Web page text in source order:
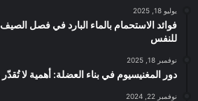
يوليو 18, 2025
فوائد الاستحمام بالماء البارد في فصل
للنفس
نوفمبر 18, 2025
دور المغنيسيوم في بناء العضلة: أهمية لا
نوفمبر 22, 2024